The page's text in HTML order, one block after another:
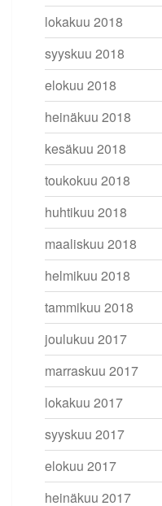
lokakuu 2018
syyskuu 2018
elokuu 2018
heinäkuu 2018
kesäkuu 2018
toukokuu 2018
huhtikuu 2018
maaliskuu 2018
helmikuu 2018
tammikuu 2018
joulukuu 2017
marraskuu 2017
lokakuu 2017
syyskuu 2017
elokuu 2017
heinäkuu 2017